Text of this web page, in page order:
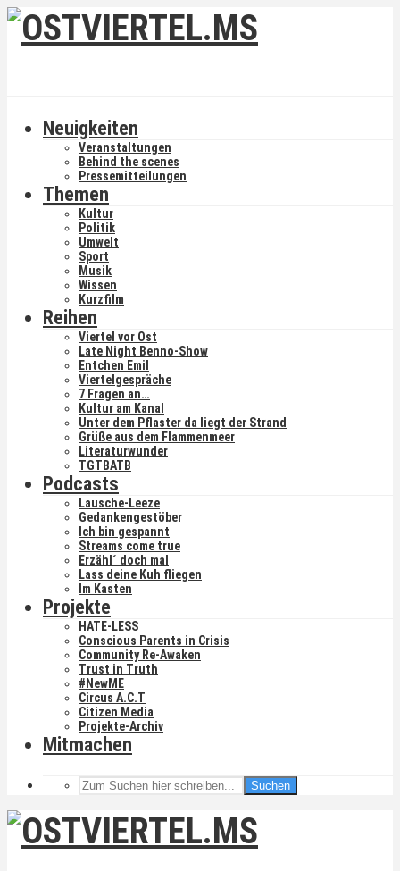
Neuigkeiten
Veranstaltungen
Behind the scenes
Pressemitteilungen
Themen
Kultur
Politik
Umwelt
Sport
Musik
Wissen
Kurzfilm
Reihen
Viertel vor Ost
Late Night Benno-Show
Entchen Emil
Viertelgespräche
7 Fragen an…
Kultur am Kanal
Unter dem Pflaster da liegt der Strand
Grüße aus dem Flammenmeer
Literaturwunder
TGTBATB
Podcasts
Lausche-Leeze
Gedankengestöber
Ich bin gespannt
Streams come true
Erzähl´ doch mal
Lass deine Kuh fliegen
Im Kasten
Projekte
HATE-LESS
Conscious Parents in Crisis
Community Re-Awaken
Trust in Truth
#NewME
Circus A.C.T
Citizen Media
Projekte-Archiv
Mitmachen
Suchen